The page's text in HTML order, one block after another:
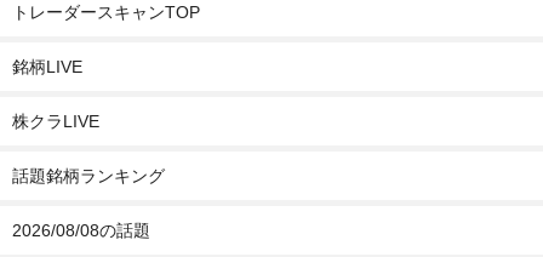
トレーダースキャンTOP
銘柄LIVE
株クラLIVE
話題銘柄ランキング
2026/08/08の話題